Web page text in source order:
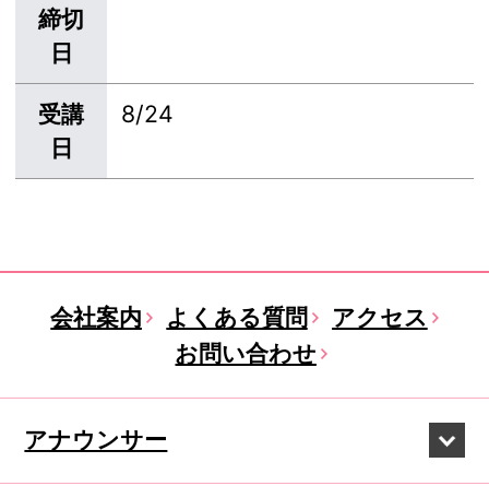
締切
日
受講
日
8/24
会社案内 よくある質問
アクセス
お問い合わせ
アナウンサー